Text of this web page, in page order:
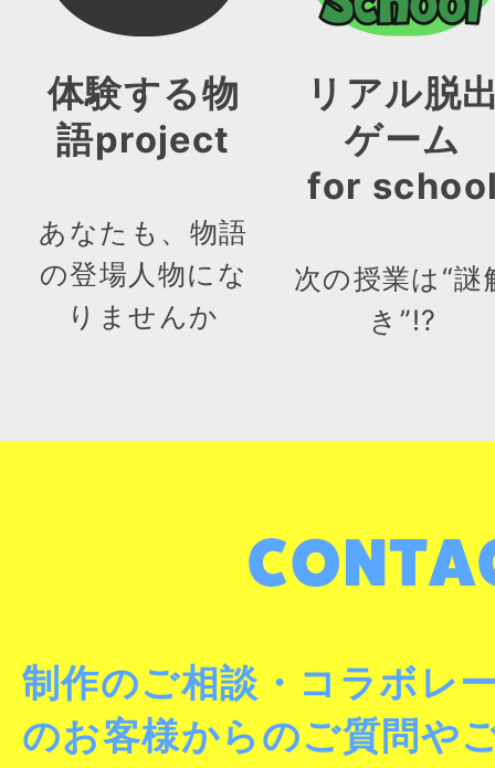
体験する物
語project
あなたも、物語
の登場人物にな
りませんか
リアル脱
ゲーム
for
次の授業は“謎
き”!?
制作のご相談・コラボレ
のお客様からのご質問や